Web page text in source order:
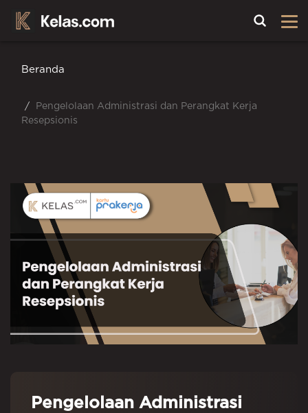
Beranda
Pengelolaan Administrasi dan Perangkat Kerja
Resepsionis
Pengelolaan Administrasi